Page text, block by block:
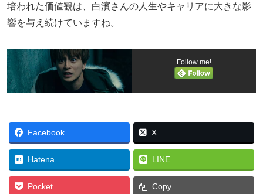
培われた価値観は、白濱さんの人生やキャリアに大きな影
響を与え続けていますね。
Follow me!
Facebook X
Hatena LINE
Pocket Copy